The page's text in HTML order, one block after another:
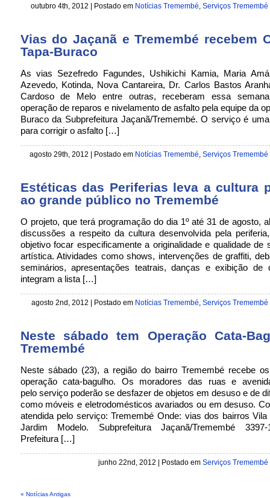
outubro 4th, 2012 | Postado em Notícias Tremembé, Serviços Tremembé
Vias do Jaçanã e Tremembé recebem
Tapa-Buraco
As vias Sezefredo Fagundes, Ushikichi Kamia, Maria
Azevedo, Kotinda, Nova Cantareira, Dr. Carlos Bastos
Cardoso de Melo entre outras, receberam essa
operação de reparos e nivelamento de asfalto pela equipe da
Buraco da Subprefeitura Jaçanã/Tremembé. O serviço é
para corrigir o asfalto […]
agosto 29th, 2012 | Postado em Notícias Tremembé, Serviços Tremembé
Estéticas das Periferias leva a cultura
ao grande público no Tremembé
O projeto, que terá programação do dia 1º até 31 de agosto,
discussões a respeito da cultura desenvolvida pela
objetivo focar especificamente a originalidade e qualidade de
artística. Atividades como shows, intervenções de graffiti,
seminários, apresentações teatrais, danças e exibição de
integram a lista […]
agosto 2nd, 2012 | Postado em Notícias Tremembé, Serviços Tremembé
Neste sábado tem Operação Cata-
Tremembé
Neste sábado (23), a região do bairro Tremembé recebe
operação cata-bagulho. Os moradores das ruas e
pelo serviço poderão se desfazer de objetos em desuso e de
como móveis e eletrodomésticos avariados ou em desuso.
atendida pelo serviço: Tremembé Onde: vias dos bairros
Jardim Modelo. Subprefeitura Jaçanã/Tremembé
Prefeitura […]
junho 22nd, 2012 | Postado em Serviços Tremembé
« Notícias Antigas